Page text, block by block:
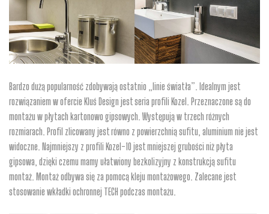
Bardzo dużą popularność zdobywają ostatnio „linie światła”. Idealnym jest
rozwiązaniem w ofercie Kluś Design jest seria profili Kozel. Przeznaczone są do
montażu w płytach kartonowo gipsowych. Występują w trzech różnych
rozmiarach. Profil zlicowany jest równo z powierzchnią sufitu, aluminium nie jest
widoczne. Najmniejszy z profili Kozel-10 jest mniejszej grubości niż płyta
gipsowa, dzięki czemu mamy ułatwiony bezkolizyjny z konstrukcją sufitu
montaż. Montaż odbywa się za pomocą kleju montażowego. Zalecane jest
stosowanie wkładki ochronnej TECH podczas montażu.